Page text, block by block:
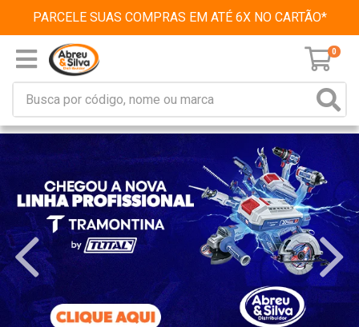
PARCELE SUAS COMPRAS EM ATÉ 6X NO CARTÃO*
0